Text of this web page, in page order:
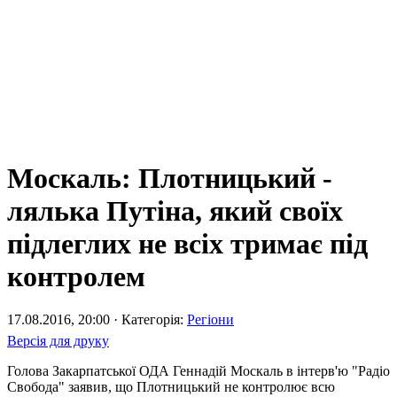
Москаль: Плотницький -
лялька Путіна, який своїх
підлеглих не всіх тримає під
контролем
17.08.2016, 20:00 · Категорія: Регіони
Версія для друку
Голова Закарпатської ОДА Геннадій Москаль в інтерв'ю "Радіо
Свобода" заявив, що Плотницький не контролює всю